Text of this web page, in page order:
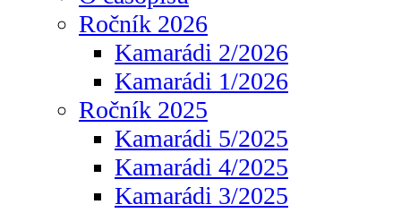
Ročník 2026
Kamarádi 2/2026
Kamarádi 1/2026
Ročník 2025
Kamarádi 5/2025
Kamarádi 4/2025
Kamarádi 3/2025